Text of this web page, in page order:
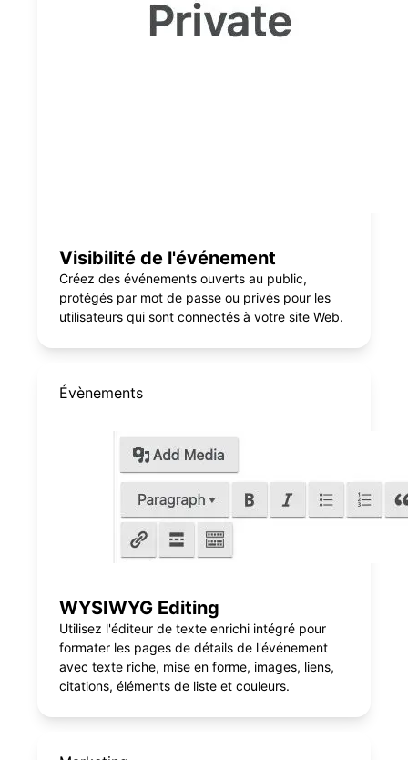
Visibilité de l'événement
Créez des événements ouverts au public,
protégés par mot de passe ou privés pour les
utilisateurs qui sont connectés à votre site Web.
Évènements
WYSIWYG Editing
Utilisez l'éditeur de texte enrichi intégré pour
formater les pages de détails de l'événement
avec texte riche, mise en forme, images, liens,
citations, éléments de liste et couleurs.